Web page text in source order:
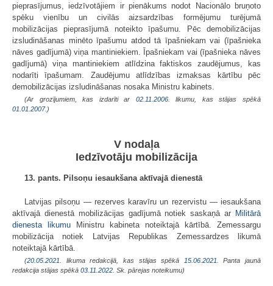
pieprasījumus, iedzīvotājiem ir pienākums nodot Nacionālo bruņoto
spēku vienību un civilās aizsardzības formējumu turējumā
mobilizācijas pieprasījumā noteikto īpašumu. Pēc demobilizācijas
izsludināšanas minēto īpašumu atdod tā īpašniekam vai (īpašnieka
nāves gadījumā) viņa mantiniekiem. Īpašniekam vai (īpašnieka nāves
gadījumā) viņa mantiniekiem atlīdzina faktiskos zaudējumus, kas
nodarīti īpašumam. Zaudējumu atlīdzības izmaksas kārtību pēc
demobilizācijas izsludināšanas nosaka Ministru kabinets.
(Ar grozījumiem, kas izdarīti ar 02.11.2006. likumu, kas stājas spēkā
01.01.2007. )
V nodaļa
Iedzīvotāju mobilizācija
13. pants. Pilsoņu iesaukšana aktīvajā dienestā
Latvijas pilsoņu — rezerves karavīru un rezervistu — iesaukšana
aktīvajā dienestā mobilizācijas gadījumā notiek saskaņā ar Militārā
dienesta likumu Ministru kabineta noteiktajā kārtībā. Zemessargu
mobilizācija notiek Latvijas Republikas Zemessardzes likumā
noteiktajā kārtībā.
(20.05.2021 . likuma redakcijā, kas stājas spēkā 15.06.2021.
Panta jaunā
redakcija stājas spēkā 03.11.2022. Sk. pārejas noteikumu)